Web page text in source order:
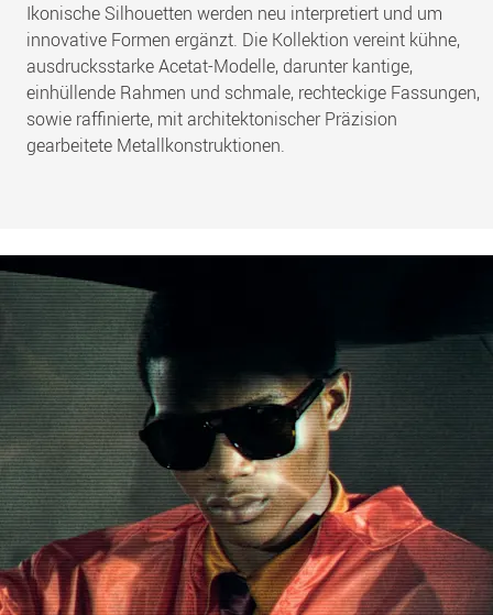
Ikonische Silhouetten werden neu interpretiert und um
innovative Formen ergänzt. Die Kollektion vereint kühne,
ausdrucksstarke Acetat-Modelle, darunter kantige,
einhüllende Rahmen und schmale, rechteckige Fassungen,
sowie raffinierte, mit architektonischer Präzision
gearbeitete Metallkonstruktionen.